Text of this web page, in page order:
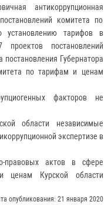
антикоррупционная
комитета по
тарифов в
проектов постановлений
постановления Губернатора
по тарифам и ценам
факторов не
области независимые
экспертизе в
правовых актов в сфере
ценам Курской области
опубликования: 21 января 2020